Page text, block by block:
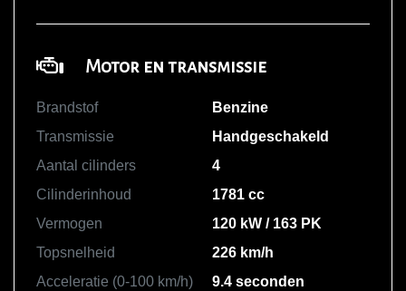
Motor en transmissie
Brandstof
Benzine
Transmissie
Handgeschakeld
Aantal cilinders
4
Cilinderinhoud
1781 cc
Vermogen
120 kW / 163 PK
Topsnelheid
226 km/h
Acceleratie (0-100 km/h)
9.4 seconden